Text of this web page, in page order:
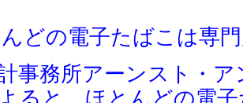
どの電子たばこは専
事務所アーンスト・
ると、ほとんどの電